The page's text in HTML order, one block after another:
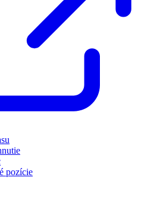
pozície